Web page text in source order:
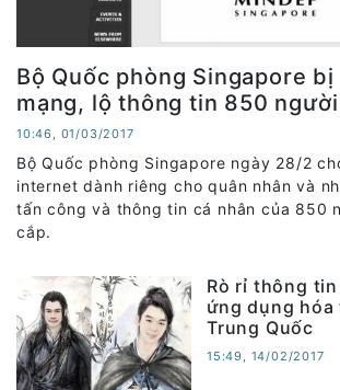
Bộ Quốc phòng Singapore
mạng, lộ thông tin 850 người
10:46, 01/03/2017
Bộ Quốc phòng Singapore ngày 28/2
internet dành riêng cho quân nhân và
tấn công và thông tin cá nhân của 850
cắp.
Rò rỉ thông
ứng dụng hóa
Trung Quốc
15:49, 14/02/2017